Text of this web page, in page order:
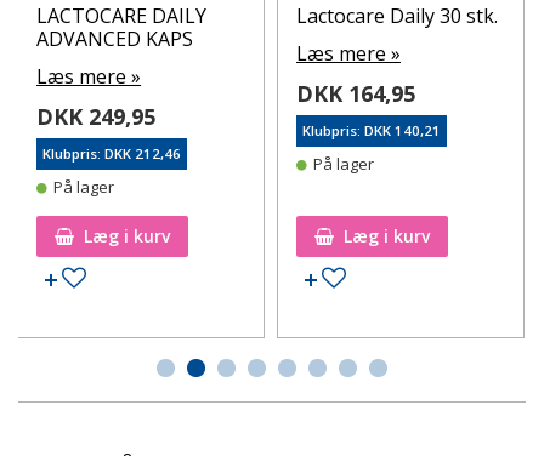
LACTOCARE DAILY
ADVANCED KAPS
Læs mere »
DKK 249,95
Klubpris: DKK 212,46
På lager
Læg i kurv
Tilføj til ønskeseddel
Lactocare Daily 30 stk.
Læs mere »
DKK 164,95
Klubpris: DKK 140,21
På lager
Læg i kurv
Tilføj til ønskeseddel